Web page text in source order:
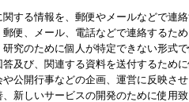
する情報を、郵便やメールなどで連
便、メール、電話などで連絡するため
究のために個人が特定できない形式で
及び、関連する資料を送付するために
公開行事などの企画、運営に反映さ
新しいサービスの開発のために使用致